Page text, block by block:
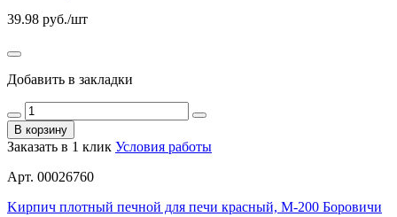
39.98 руб./шт
Добавить в закладки
В корзину
Заказать в 1 клик Условия работы
Арт. 00026760
Kирпич плотный печной для печи красный, М-200 Боровичи